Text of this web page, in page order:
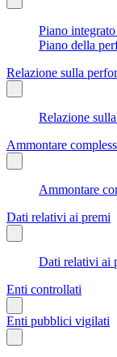
Piano
Piano della
Relazione sulla
Relazione
Ammontare
Ammontare
Dati relativi ai premi
Dati relativi ai
Enti controllati
Enti pubblici vigilati